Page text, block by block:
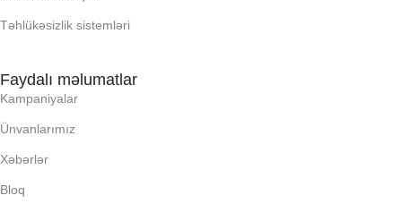
PROCESSOR
QURULU:
Təhlükəsizlik sistemləri
Faydalı məlumatlar
Kampaniyalar
Ünvanlarımız
Xəbərlər
Bloq